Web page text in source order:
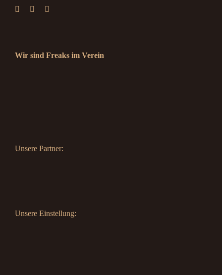
Wir sind Freaks im Verein
Unsere Partner:
Unsere Einstellung: